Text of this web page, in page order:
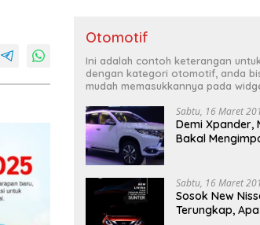
Otomotif
Ini adalah contoh keterangan
dengan kategori otomotif, anda
mudah memasukkannya pada
Sabtu, 16 Maret
Demi Xpander,
Bakal
Sabtu, 16 Maret
Sosok New
Terungkap,